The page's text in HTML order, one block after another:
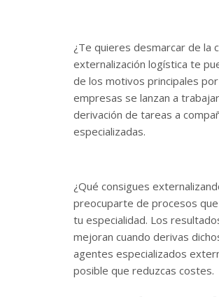
¿Te quieres desmarcar de la
externalización logística te
de los motivos principales
empresas se lanzan a
derivación de tareas a
especializadas.
¿Qué consigues
preocuparte de procesos
tu especialidad. Los
mejoran cuando derivas
agentes especializados
posible que reduzcas costes.